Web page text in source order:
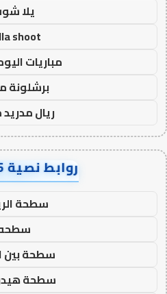
يلا
shoot
مباريات
برشلونة
ريال
روابط نصية AA89545
سطحة
سطحة بين
سطحة